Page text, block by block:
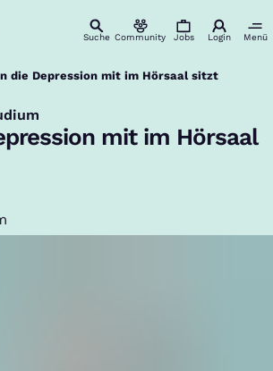
Suche Community Jobs Login Menü
die Depression mit im Hörsaal sitzt
mit im Hörsaal